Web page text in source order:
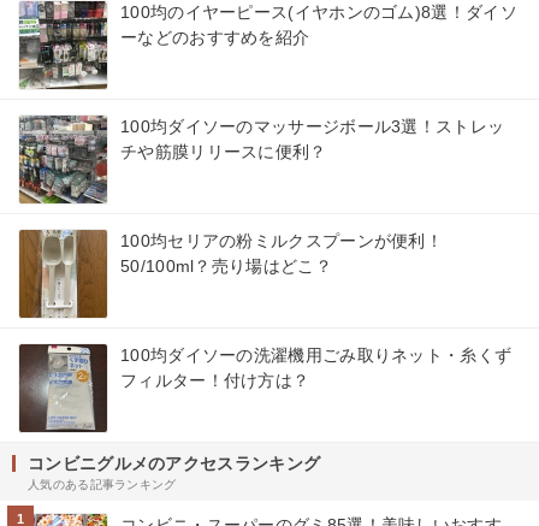
100均のイヤーピース(イヤホンのゴム)8選！ダイソ
ーなどのおすすめを紹介
100均ダイソーのマッサージボール3選！ストレッ
チや筋膜リリースに便利？
100均セリアの粉ミルクスプーンが便利！
50/100ml？売り場はどこ？
100均ダイソーの洗濯機用ごみ取りネット・糸くず
フィルター！付け方は？
コンビニグルメのアクセスランキング
人気のある記事ランキング
1